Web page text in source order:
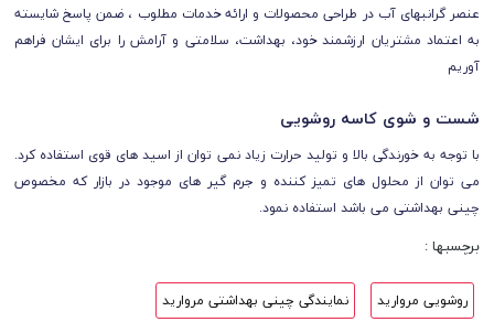
عنصر گرانبهای آب در طراحی محصولات و ارائه خدمات مطلوب ، ضمن پاسخ شایسته
به اعتماد مشتریان ارزشمند خود، بهداشت، سلامتی و آرامش را برای ایشان فراهم
آوریم
شست و شوی کاسه روشویی
با توجه به خورندگی بالا و تولید حرارت زیاد نمی توان از اسید های قوی استفاده کرد.
می توان از محلول های تمیز کننده و جرم گیر های موجود در بازار که مخصوص
چینی بهداشتی می باشد استفاده نمود.
برچسبها :
روشویی مروارید
نمایندگی چینی بهداشتی مروارید